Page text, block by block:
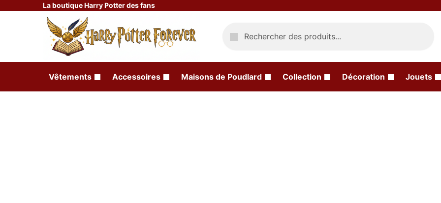
La boutique Harry Potter des fans
Vêtements Accessoires Maisons de Poudlard Collection Décoration Jouets